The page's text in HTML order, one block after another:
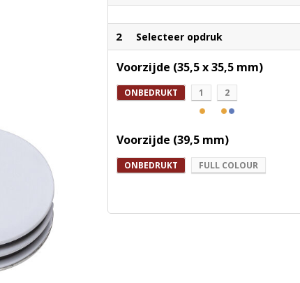
2 Selecteer opdruk
Voorzijde (35,5 x 35,5 mm)
ONBEDRUKT 1 2
Voorzijde (39,5 mm)
ONBEDRUKT FULL COLOUR